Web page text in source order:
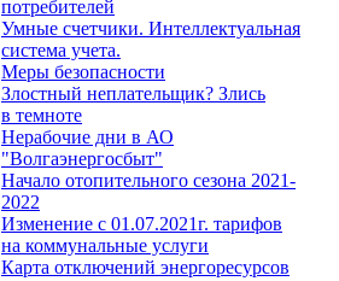
потребителей
Умные счетчики. Интеллектуальная
система учета.
Меры безопасности
Злостный неплательщик? Злись
в темноте
Нерабочие дни в АО
"Волгаэнергосбыт"
Начало отопительного сезона 2021-
2022
Изменение с 01.07.2021г. тарифов
на коммунальные услуги
Карта отключений энергоресурсов